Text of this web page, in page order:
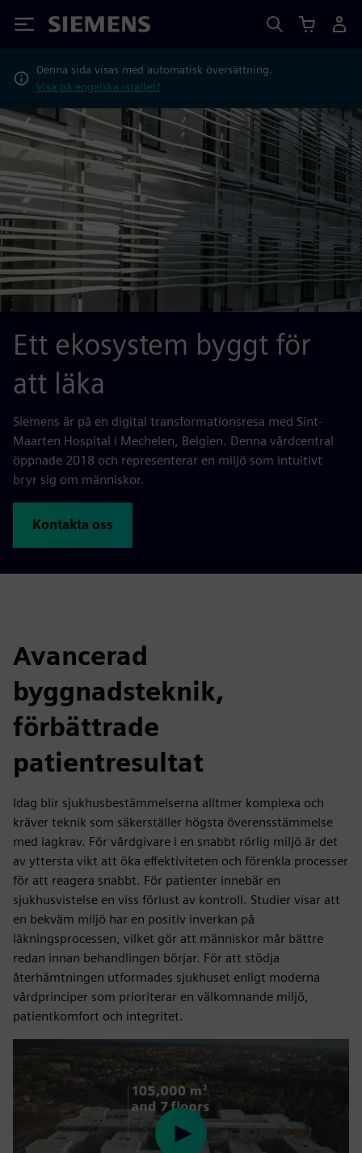
Siemens
Denna sida visas med automatisk översättning.
Visa på engelska istället?
Ett ekosystem byggt för
att läka
Siemens är på en digital transformationsresa med Sint-
Maarten Hospital i Mechelen, Belgien. Denna vårdcentral
öppnade 2018 och representerar en miljö som intuitivt
bryr sig om människor.
Kontakta oss
Avancerad
byggnadsteknik,
förbättrade
patientresultat
Idag blir sjukhusbestämmelserna alltmer komplexa och
kräver teknik som säkerställer högsta överensstämmelse
med lagkrav. För vårdgivare i en snabbt rörlig miljö är det
av yttersta vikt att öka effektiviteten och förenkla processer
för att reagera snabbt. För patienter innebär en
sjukhusvistelse en viss förlust av kontroll. Studier visar att
en bekväm miljö har en positiv inverkan på
läkningsprocessen, vilket gör att människor mår bättre
redan innan behandlingen börjar. För att stödja
återhämtningen utformades sjukhuset enligt moderna
vårdprinciper som prioriterar en välkomnande miljö,
patientkomfort och integritet.
Play